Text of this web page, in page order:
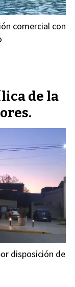
comercial con
de la
disposición de